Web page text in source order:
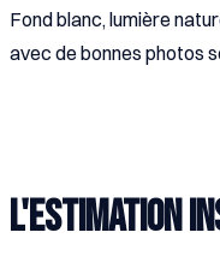
Fond blanc, lumière
avec de bonnes photos
L'estimation